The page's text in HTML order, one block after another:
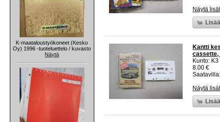
K-maataloustyökoneet (Kesko
Oy) 1996 -tuoteluettelo / kuvasto
Näytä
Näytä
Kantti
cassette,
Kunto:
8.00 €
Näytä